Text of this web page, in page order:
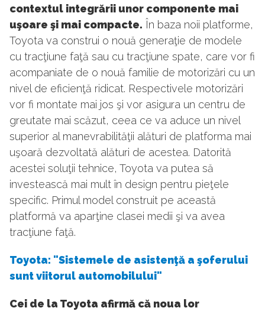
contextul integrării unor componente mai
uşoare şi mai compacte. În baza noii platforme,
Toyota va construi o nouă generaţie de modele
cu tracţiune faţă sau cu tracţiune spate, care vor fi
acompaniate de o nouă familie de motorizări cu un
nivel de eficienţă ridicat. Respectivele motorizări
vor fi montate mai jos şi vor asigura un centru de
greutate mai scăzut, ceea ce va aduce un nivel
superior al manevrabilităţii alături de platforma mai
uşoară dezvoltată alături de acestea. Datorită
acestei soluţii tehnice, Toyota va putea să
investească mai mult în design pentru pieţele
specific. Primul model construit pe această
platformă va aparţine clasei medii şi va avea
tracţiune faţă.
Toyota: "Sistemele de asistenţă a şoferului
sunt viitorul automobilului"
Cei de la Toyota afirmă că noua lor